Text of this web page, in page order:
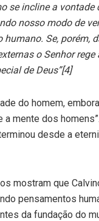
se incline a vontade
nosso modo de
Se, porém,
o Senhor
de Deus”[4]
do homem,
mente dos
desde a
mostram que
pensamentos
da fundação do